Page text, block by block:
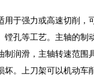
于强力或高速切削，
孔等工艺。主轴的
润滑，主轴转速范围
。上刀架可以机动车